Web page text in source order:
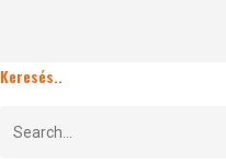
Keresés..